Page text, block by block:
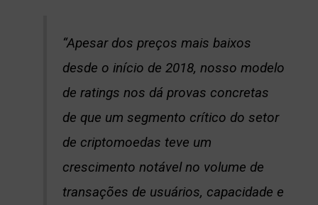
“Apesar dos preços mais baixos
desde o início de 2018, nosso modelo
de ratings nos dá provas concretas
de que um segmento crítico do setor
de criptomoedas teve um
crescimento notável no volume de
transações de usuários, capacidade e